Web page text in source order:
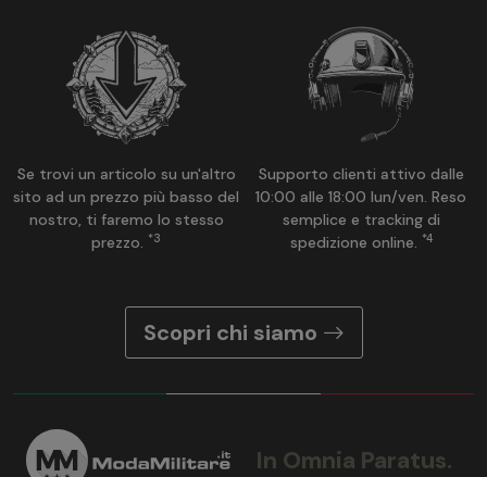
Se trovi un articolo su un'altro
sito ad un prezzo più basso del
nostro, ti faremo lo stesso
prezzo. *3
Supporto clienti attivo dalle
10:00 alle 18:00 lun/ven. Reso
semplice e tracking di
spedizione online. *4
Scopri chi siamo
In Omnia Paratus.